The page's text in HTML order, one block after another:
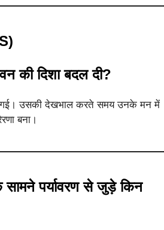
की दिशा बदल दी?
गई। उसकी देखभाल करते समय उनके मन में
बना।
सामने पर्यावरण से जुड़े किन